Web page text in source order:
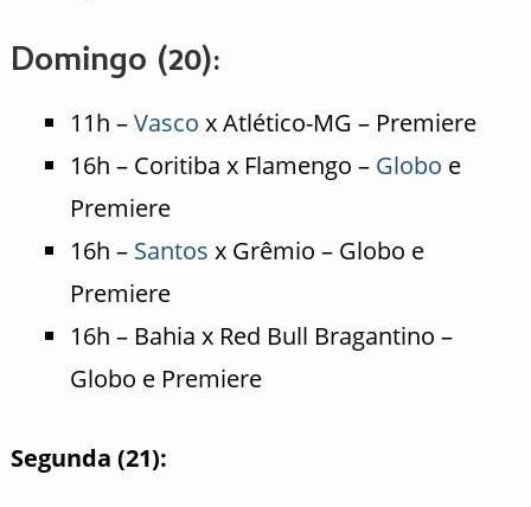
Domingo (20):
11h –Vasco x Atlético-MG – Premiere
16h – Coritiba x Flamengo – Globo e
Premiere
16h – Santos x Grêmio – Globo e
Premiere
16h – Bahia x Red Bull Bragantino –
Globo e Premiere
Segunda (21):